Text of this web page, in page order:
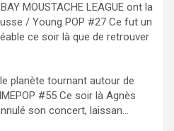
MOUSTACHE LEAGUE ont la
/ Young POP #27 Ce fut un
ce soir là que de retrouver
planète tournant autour de
#55 Ce soir là Agnès
son concert, laissan...